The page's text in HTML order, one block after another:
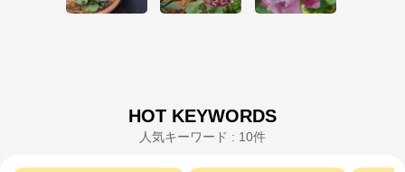
HOT KEYWORDS
人気キーワード : 10件